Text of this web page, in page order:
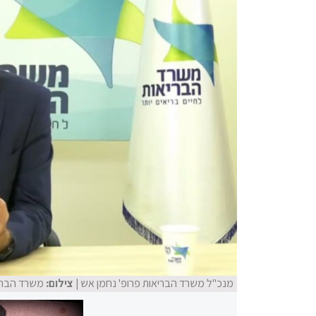
מנכ"ל משרד הבריאות פרופ' נחמן אש | צילום: משרד